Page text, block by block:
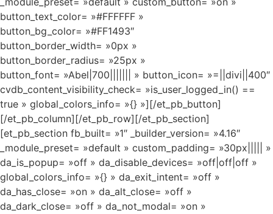
button_text_color= »#FFFFFF »
button_bg_color= »#FF1493″
button_border_width= »0px »
button_border_radius= »25px »
button_font= »Abel|700||||||| » button_icon= »=||divi||400″
cvdb_content_visibility_check= »is_user_logged_in() ==
true » global_colors_info= »{} »][/et_pb_button]
[/et_pb_column][/et_pb_row][/et_pb_section]
[et_pb_section fb_built= »1″ _builder_version= »4.16″
_module_preset= »default » custom_padding= »30px||||| »
da_is_popup= »off » da_disable_devices= »off|off|off »
global_colors_info= »{} » da_exit_intent= »off »
da_has_close= »on » da_alt_close= »off »
da_dark_close= »off » da_not_modal= »on »